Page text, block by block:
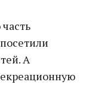
А